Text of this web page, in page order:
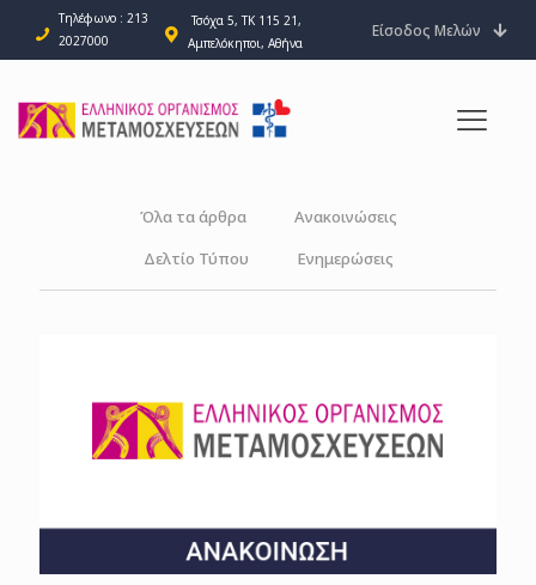
Τηλέφωνο : 213
2027000
Τσόχα 5, ΤΚ 115 21,
Αμπελόκηποι, Αθήνα
Είσοδος Μελών
Όλα τα άρθρα
Ανακοινώσεις
Δελτίο Τύπου
Ενημερώσεις